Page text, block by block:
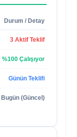
Durum / Detay
3 Aktif Teklif
%100 Çalışıyor
Günün Teklifi
Bugün (Güncel)